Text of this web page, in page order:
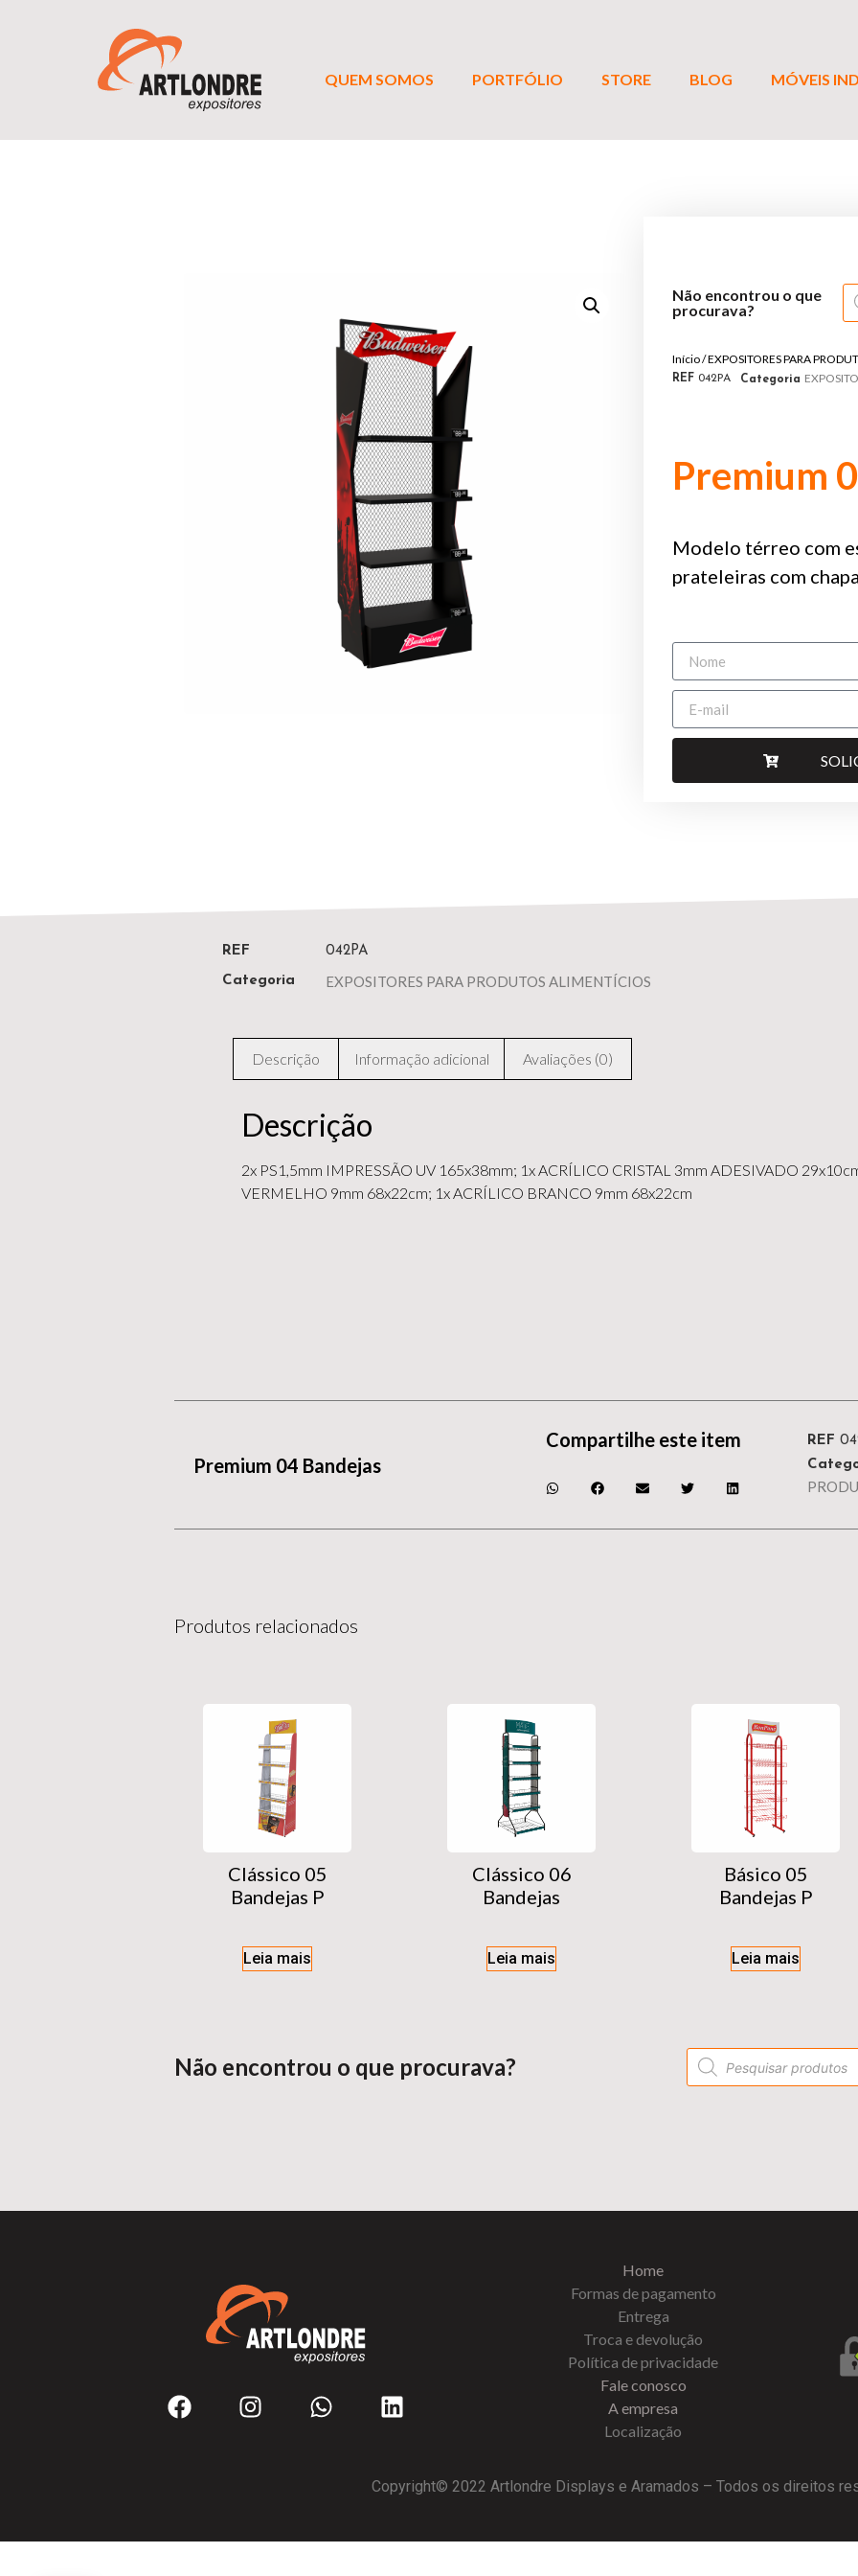
QUEM SOMOS PORTFÓLIO STORE BLOG MÓVEIS
Não encontrou o que
procurava?
Início/EXPOSITORES PARA
REF 042PA Categoria
Premium
Modelo térreo com
prateleiras com
REF 042PA
Categoria EXPOSITORES PARA PRODUTOS ALIMENTÍCIOS
Descrição Informação adicional Avaliações (0)
Descrição
2x PS1,5mm IMPRESSÃO UV 165x38mm; 1x ACRÍLICO CRISTAL 3mm ADESIVADO
VERMELHO 9mm 68x22cm; 1x ACRÍLICO BRANCO 9mm 68x22cm
Premium 04 Bandejas
Compartilhe este item REF
Produtos relacionados
Clássico 05
Bandejas P
Leia mais
Clássico 06
Bandejas
Leia mais
Básico 05
Bandejas P
Leia mais
Não encontrou o que procurava?
Home
Formas de pagamento
Entrega
Troca e devolução
Política de privacidade
Fale conosco
A empresa
Localização
Copyright© 2022 Artlondre Displays e Aramados – Todos os direitos